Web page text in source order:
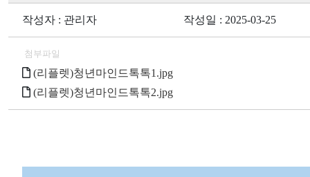
작성자 : 관리자 작성일 : 2025-03-25
첨부파일
(리플렛)청년마인드톡톡1.jpg
(리플렛)청년마인드톡톡2.jpg